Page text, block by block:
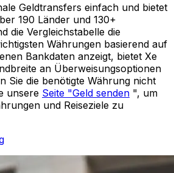
Geldtransfers einfach und bietet
190 Länder und 130+
die Vergleichstabelle die
Währungen basierend auf
Bankdaten anzeigt, bietet Xe
an Überweisungsoptionen
Sie die benötigte Währung nicht
unsere Seite "Geld senden ", um
und Reiseziele zu